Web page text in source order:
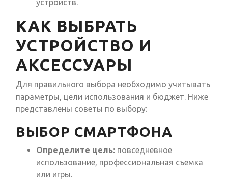
устройств.
КАК ВЫБРАТЬ
УСТРОЙСТВО И
АКСЕССУАРЫ
Для правильного выбора необходимо учитывать
параметры, цели использования и бюджет. Ниже
представлены советы по выбору:
ВЫБОР СМАРТФОНА
Определите цель: повседневное
использование, профессиональная съемка
или игры.